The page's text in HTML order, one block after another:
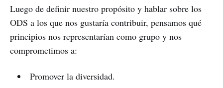
Luego de definir nuestro propósito y hablar sobre los
ODS a los que nos gustaría contribuir, pensamos qué
principios nos representarían como grupo y nos
comprometimos a:
Promover la diversidad.